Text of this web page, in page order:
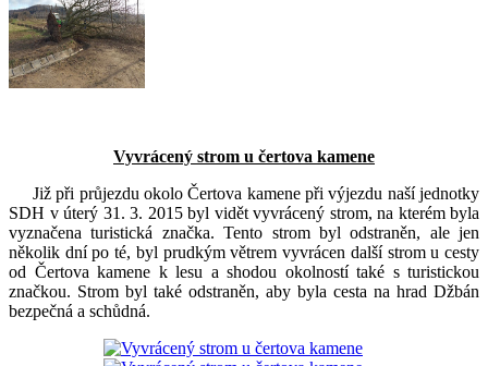
Vyvrácený strom u čertova kamene
Již při průjezdu okolo Čertova kamene při výjezdu naší jednotky
SDH v úterý 31. 3. 2015 byl vidět vyvrácený strom, na kterém byla
vyznačena turistická značka. Tento strom byl odstraněn, ale jen
několik dní po té, byl prudkým větrem vyvrácen další strom u cesty
od Čertova kamene k lesu a shodou okolností také s turistickou
značkou. Strom byl také odstraněn, aby byla cesta na hrad Džbán
bezpečná a schůdná.